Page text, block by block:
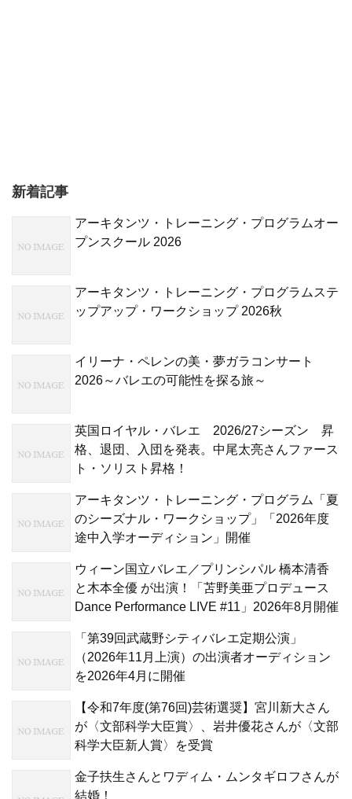
新着記事
アーキタンツ・トレーニング・プログラムオー
プンスクール 2026
アーキタンツ・トレーニング・プログラムステ
ップアップ・ワークショップ 2026秋
イリーナ・ペレンの美・夢ガラコンサート
2026～バレエの可能性を探る旅～
英国ロイヤル・バレエ 2026/27シーズン 昇
格、退団、入団を発表。中尾太亮さんファース
ト・ソリスト昇格！
アーキタンツ・トレーニング・プログラム「夏
のシーズナル・ワークショップ」「2026年度
途中入学オーディション」開催
ウィーン国立バレエ／プリンシパル 橋本清香
と木本全優 が出演！「苫野美亜プロデュース
Dance Performance LIVE #11」2026年8月開催
「第39回武蔵野シティバレエ定期公演」
（2026年11月上演）の出演者オーディション
を2026年4月に開催
【令和7年度(第76回)芸術選奨】宮川新大さん
が〈文部科学大臣賞〉、岩井優花さんが〈文部
科学大臣新人賞〉を受賞
金子扶生さんとワディム・ムンタギロフさんが
結婚！